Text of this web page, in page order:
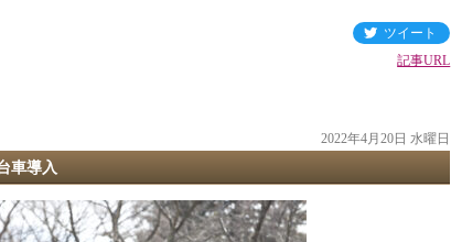
ツイート
記事URL
2022年4月20日 水曜日
車導入